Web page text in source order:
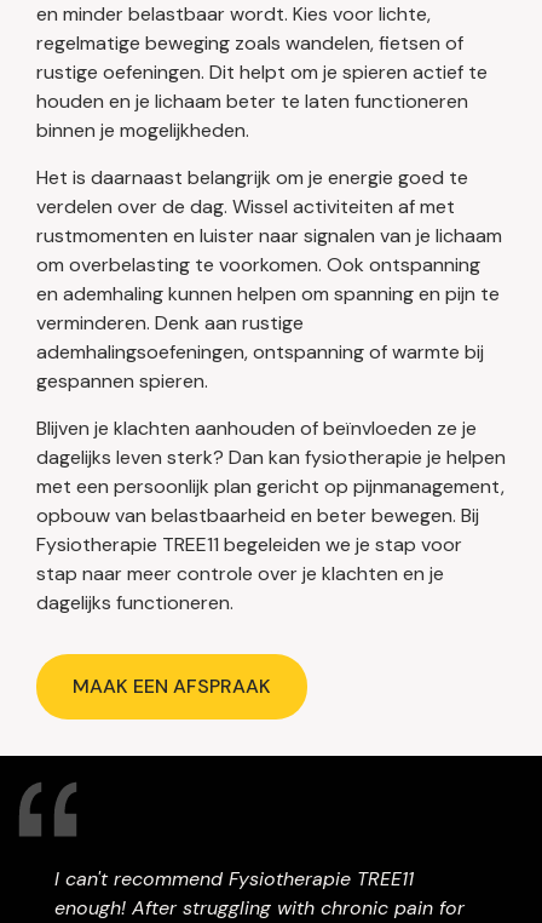
en minder belastbaar wordt. Kies voor lichte,
regelmatige beweging zoals wandelen, fietsen of
rustige oefeningen. Dit helpt om je spieren actief te
houden en je lichaam beter te laten functioneren
binnen je mogelijkheden.
Het is daarnaast belangrijk om je energie goed te
verdelen over de dag. Wissel activiteiten af met
rustmomenten en luister naar signalen van je lichaam
om overbelasting te voorkomen. Ook ontspanning
en ademhaling kunnen helpen om spanning en pijn te
verminderen. Denk aan rustige
ademhalingsoefeningen, ontspanning of warmte bij
gespannen spieren.
Blijven je klachten aanhouden of beïnvloeden ze je
dagelijks leven sterk? Dan kan fysiotherapie je helpen
met een persoonlijk plan gericht op pijnmanagement,
opbouw van belastbaarheid en beter bewegen. Bij
Fysiotherapie TREE11 begeleiden we je stap voor
stap naar meer controle over je klachten en je
dagelijks functioneren.
MAAK EEN AFSPRAAK
I can't recommend Fysiotherapie TREE11
enough! After struggling with chronic pain for